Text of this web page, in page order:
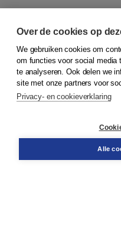
© 2026Koninklijke Boom
Bestellen
Over de cookies op
We gebruiken cookies om
om functies voor social media
te analyseren. Ook delen we
site met onze partners voor
Privacy- en cookieverklaring
Alle